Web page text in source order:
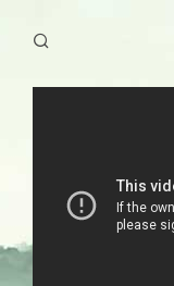
YAYINLARIMIZ